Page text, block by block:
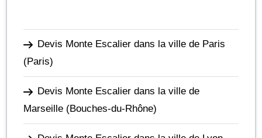
Devis Monte Escalier dans la ville de Paris
(Paris)
Devis Monte Escalier dans la ville de
Marseille (Bouches-du-Rhône)